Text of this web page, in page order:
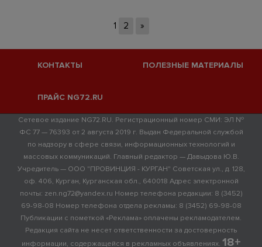
1 2 »
КОНТАКТЫ ПОЛЕЗНЫЕ МАТЕРИАЛЫ
ПРАЙС NG72.RU
Сетевое издание NG72.RU. Регистрационный номер СМИ: ЭЛ №
ФС 77 — 76393 от 2 августа 2019 г. Выдан Федеральной службой
по надзору в сфере связи, информационных технологий и
массовых коммуникаций. Главный редактор — Давыдова Ю.В.
Учредитель — ООО "ПРОВИНЦИЯ - КУРГАН" Советская ул., д. 128,
оф. 406, Курган, Курганская обл., 640018 Адрес электронной
почты: zen.ng72@yandex.ru Номер телефона редакции: 8 (3452)
69-98-08 Номер телефона отдела рекламы: 8 (3452) 69-98-08
Публикации с пометкой «Реклама» оплачены рекламодателем.
Редакция сайта не несет ответственности за достоверность
информации, содержащейся в рекламных объявлениях. 18+